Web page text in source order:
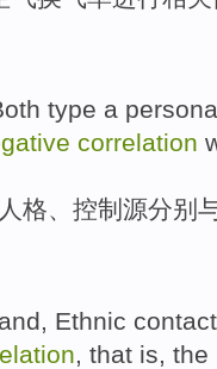
type a
correlation
人格、 控制 源分别
Ethnic contact
that is, the